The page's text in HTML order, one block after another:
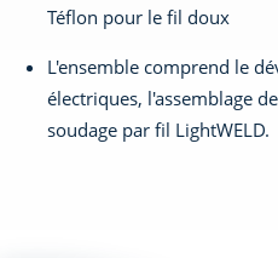
Téflon pour le fil doux
L'ensemble comprend le
électriques, l'assemblage
soudage par fil LightWELD.